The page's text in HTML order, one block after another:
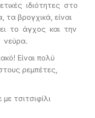
ιδιότητες στο
βρογχικά, είναι
το άγχος και την
νεύρα.
Είναι πολύ
ρεμπέτες,
τσιτσιφίλι